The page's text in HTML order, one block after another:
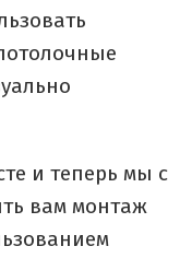
и теперь мы с
вам монтаж